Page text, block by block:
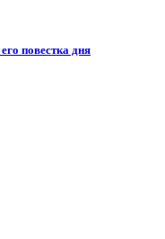
повестка дня